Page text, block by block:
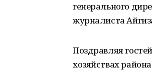
генерального
журналиста
Поздравляя
хозяйствах